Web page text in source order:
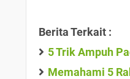
Berita Terkait :
5 Trik Ampuh
Memahami 5